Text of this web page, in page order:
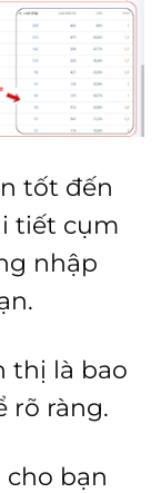
tốt đến
tiết cụm
nhập
thị là bao
rõ ràng.
cho bạn